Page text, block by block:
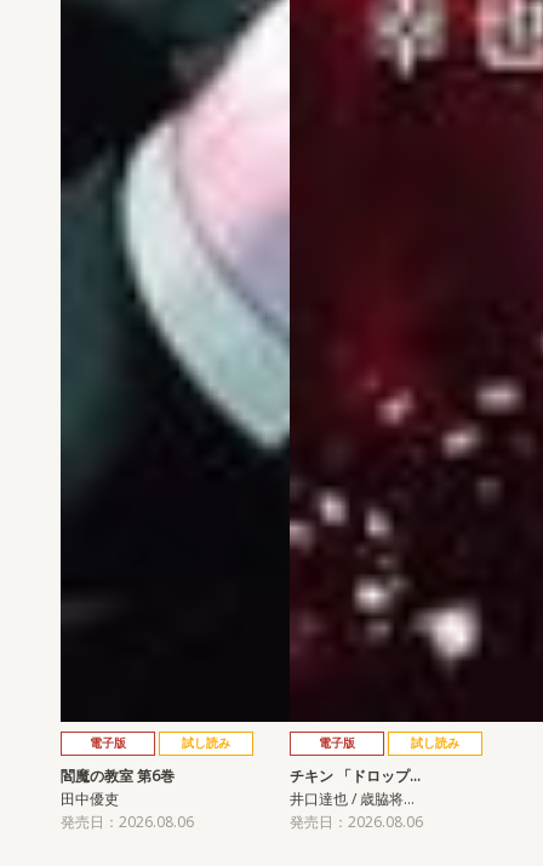
電子版 試し読み
閻魔の教室 第6巻
田中優吏
発売日：2026.08.06
電子版 試し読み
チキン 「ドロップ…
井口達也 / 歳脇将…
発売日：2026.08.06